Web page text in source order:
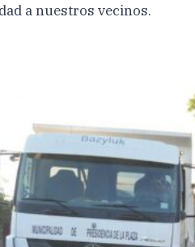
a nuestros vecinos.